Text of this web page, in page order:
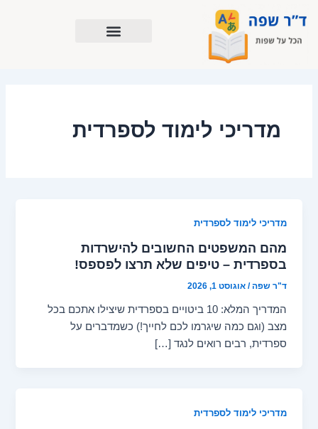
לתוכן
מדריכי לימוד לספרדית
מדריכי לימוד לספרדית
מהם המשפטים החשובים להישרדות
בספרדית – טיפים שלא תרצו לפספס!
ד"ר שפה/אוגוסט 1, 2026
המדריך המלא: 10 ביטויים בספרדית שיצילו אתכם בכל
מצב (וגם כמה שיגרמו לכם לחייך!) כשמדברים על
ספרדית, רבים רואים לנגד […]
מדריכי לימוד לספרדית